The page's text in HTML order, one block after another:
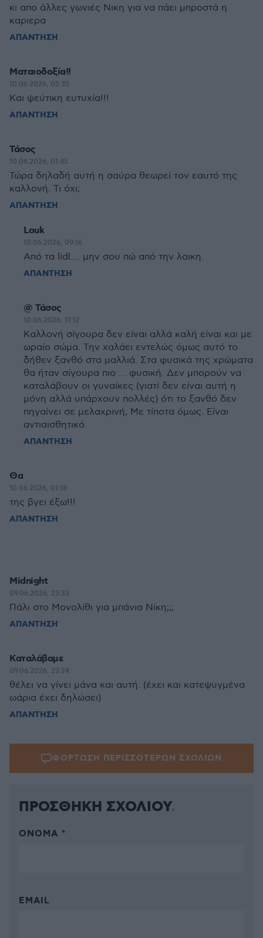
κι απο άλλες γωνιές Νικη για να πάει μπροστά η
καριερα
ΑΠΑΝΤΗΣΗ
Ματαιοδοξία!!
10.06.2026, 05:35
Και ψεύτικη ευτυχία!!!
ΑΠΑΝΤΗΣΗ
Τάσος
10.06.2026, 01:45
Τώρα δηλαδή αυτή η σαύρα θεωρεί τον εαυτό της
καλλονή. Τι όχι;
ΑΠΑΝΤΗΣΗ
Louk
10.06.2026, 09:16
Από τα lidl.... μην σου πώ από την λαικη.
ΑΠΑΝΤΗΣΗ
@ Τάσος
10.06.2026, 11:12
Καλλονή σίγουρα δεν είναι αλλά καλή είναι και με
ωραίο σώμα. Την χαλάει εντελώς όμως αυτό το
δήθεν ξανθό στα μαλλιά. Στα φυσικά της χρώματα
θα ήταν σίγουρα πιο … φυσική. Δεν μπορούν να
καταλάβουν οι γυναίκες (γιατί δεν είναι αυτή η
μόνη αλλά υπάρχουν πολλές) ότι το ξανθό δεν
πηγαίνει σε μελαχρινή; Με τίποτα όμως. Είναι
αντιαισθητικό.
ΑΠΑΝΤΗΣΗ
Θα
10.06.2026, 01:18
της βγει έξω!!!
ΑΠΑΝΤΗΣΗ
Midnight
09.06.2026, 23:33
Πάλι στο Μονολίθι για μπάνια Νίκη;;;
ΑΠΑΝΤΗΣΗ
Καταλάβαμε
09.06.2026, 23:24
θέλει να γίνει μάνα και αυτή. (έχει και κατεψυγμένα
ωάρια έχει δηλώσει)
ΑΠΑΝΤΗΣΗ
ΦΟΡΤΩΣΗ ΠΕΡΙΣΣΟΤΕΡΩΝ ΣΧΟΛΙΩΝ
ΠΡΟΣΘΗΚΗ ΣΧΟΛΙΟΥ
ΌΝΟΜΑ *
EMAIL